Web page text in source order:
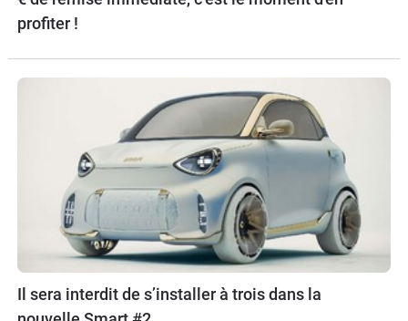
profiter !
Il sera interdit de s’installer à trois dans la